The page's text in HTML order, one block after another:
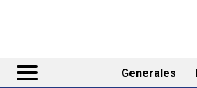
Generales